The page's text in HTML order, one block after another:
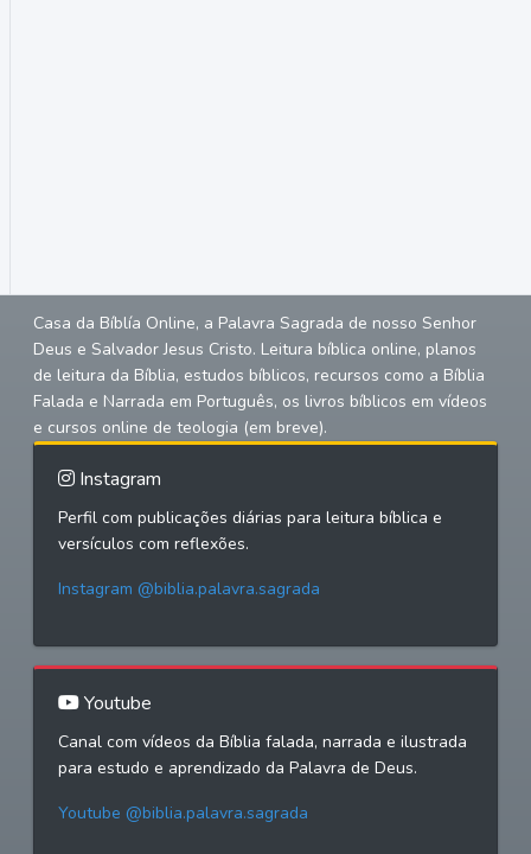
Casa da Bíblía Online, a Palavra Sagrada de nosso Senhor
Deus e Salvador Jesus Cristo. Leitura bíblica online, planos
de leitura da Bíblia, estudos bíblicos, recursos como a Bíblia
Falada e Narrada em Português, os livros bíblicos em vídeos
e cursos online de teologia (em breve).
Instagram
Perfil com publicações diárias para leitura bíblica e
versículos com reflexões.
Instagram @biblia.palavra.sagrada
Youtube
Canal com vídeos da Bíblia falada, narrada e ilustrada
para estudo e aprendizado da Palavra de Deus.
Youtube @biblia.palavra.sagrada